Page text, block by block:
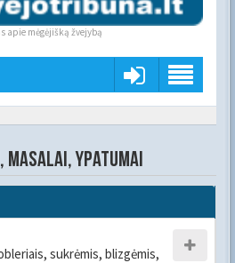
apie mėgėjišką žvejybą
MASALAI, YPATUMAI
sukrėmis, blizgėmis,